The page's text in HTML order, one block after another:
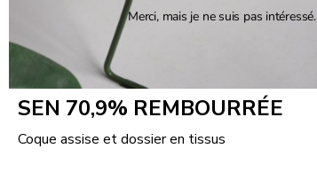
SEN 70,9% REMBOURRÉE
Coque assise et dossier en tissus
Merci, mais je ne suis pas intéressé.